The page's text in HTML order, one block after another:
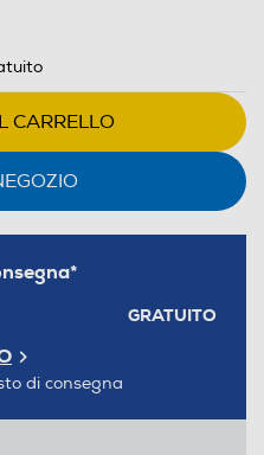
CARRELLO
GRATUITO
di consegna